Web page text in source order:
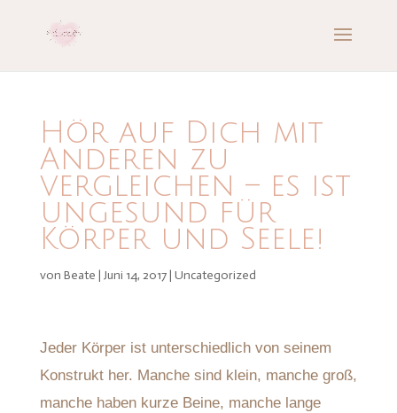
Hör auf Dich mit
Anderen zu
vergleichen – es ist
ungesund für
Körper und Seele!
von Beate | Juni 14, 2017| Uncategorized
Jeder Körper ist unterschiedlich von seinem
Konstrukt her. Manche sind klein, manche groß,
manche haben kurze Beine, manche lange